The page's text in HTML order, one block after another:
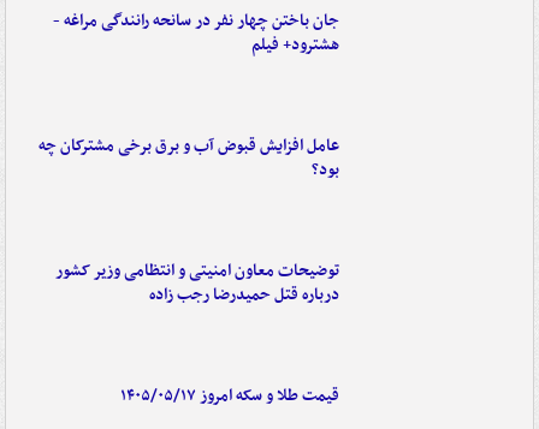
جان باختن چهار نفر در سانحه رانندگی مراغه -
هشترود+ فیلم
عامل افزایش قبوض آب و برق برخی مشترکان چه
بود؟
توضیحات معاون امنیتی و انتظامی وزیر کشور
درباره قتل حمیدرضا رجب زاده
قیمت طلا و سکه امروز ۱۴۰۵/۰۵/۱۷